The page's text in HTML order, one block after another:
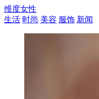
维度女性
生活 时尚 美容 服饰 新闻